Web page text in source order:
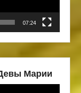
07:24
Марии